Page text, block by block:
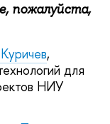
пожалуйста,
,
для
НИУ